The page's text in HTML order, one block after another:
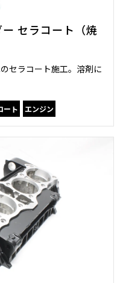
セラコート（焼
セラコート施工。溶剤に
ート エンジン